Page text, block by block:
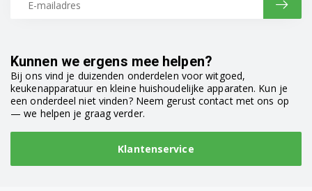
DDDFC04C10W 7691053888
DDDFC05R10B 7692153888
DDDFC05R10S 7691653888
DDDFC05R10W 7690453888
Kunnen we ergens mee helpen?
Bij ons vind je duizenden onderdelen voor witgoed,
keukenapparatuur en kleine huishoudelijke apparaten. Kun je
een onderdeel niet vinden? Neem gerust contact met ons op
— we helpen je graag verder.
Klantenservice